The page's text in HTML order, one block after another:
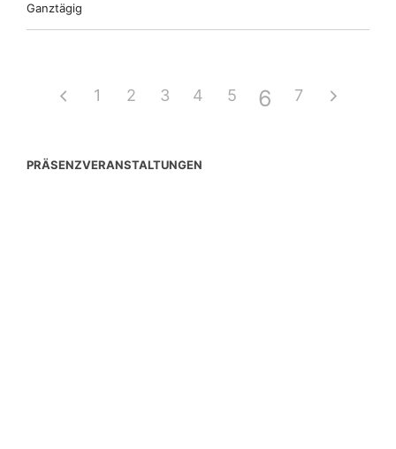
Ganztägig
1 2 3 4 5 6 7
PRÄSENZVERANSTALTUNGEN